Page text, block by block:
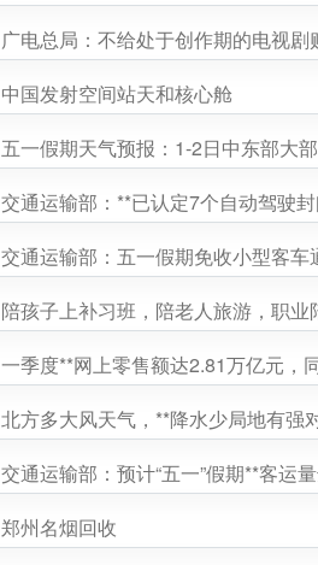
广电总局：不给处于创作期的电视剧
中国发射空间站天和核心舱
五一假期天气预报：1-2日中东部大
交通运输部：**已认定7个自动驾驶
交通运输部：五一假期免收小型客车
陪孩子上补习班，陪老人旅游，职业
一季度**网上零售额达2.81万亿元，
北方多大风天气，**降水少局地有强
交通运输部：预计“五一”假期**客运
郑州名烟回收